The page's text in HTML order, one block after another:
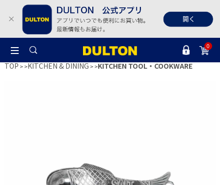
0
TOP >KITCHEN & DINING >KITCHEN TOOL・COOKWARE